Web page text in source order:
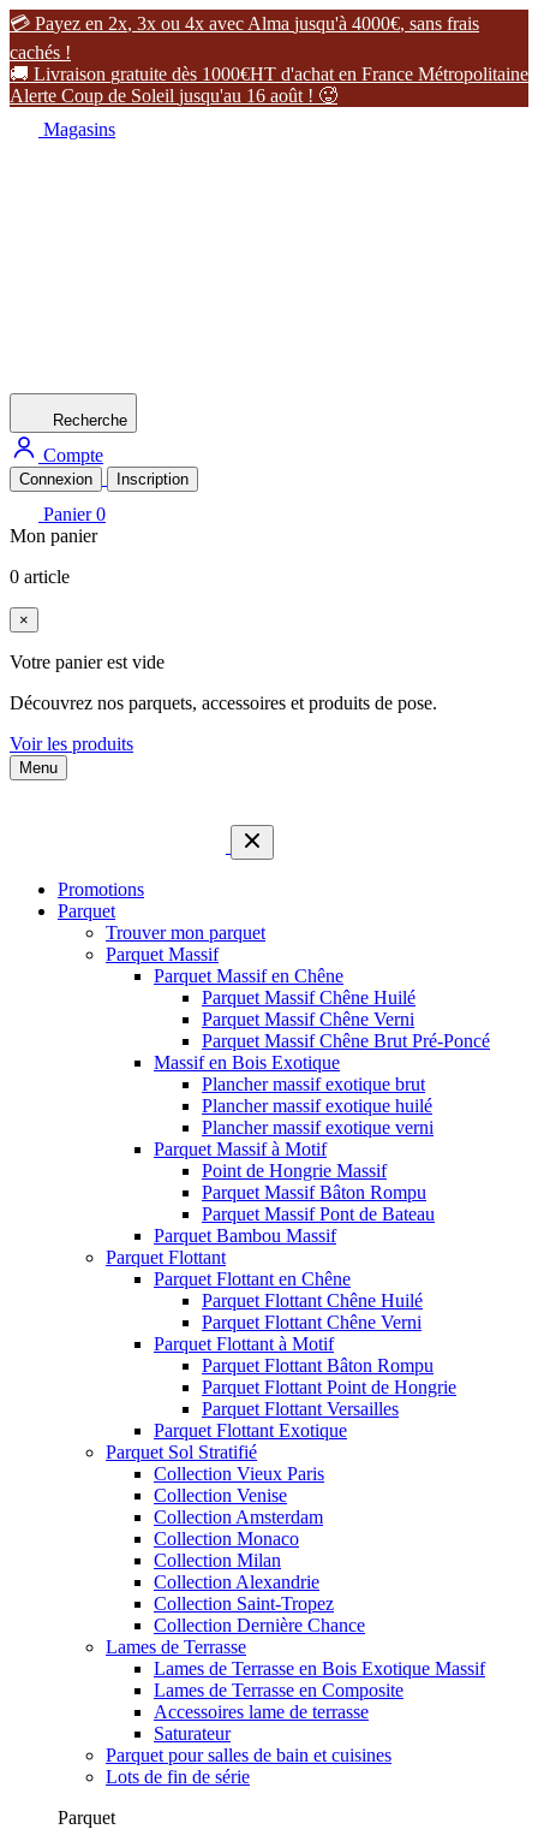
 Payez en 2x, 3x ou 4x avec Alma jusqu'à 4000€, sans frais
cachés !
 Livraison gratuite dès 1000€HT d'achat en France Métropolitaine
Alerte Coup de Soleil jusqu'au 16 août ! 
Magasins
Recherche
Compte
Connexion Inscription
Panier 0
Mon panier
0 article
×
Votre panier est vide
Découvrez nos parquets, accessoires et produits de pose.
Voir les produits
Menu
Promotions
Parquet
Trouver mon parquet
Parquet Massif
Parquet Massif en Chêne
Parquet Massif Chêne Huilé
Parquet Massif Chêne Verni
Parquet Massif Chêne Brut Pré-Poncé
Massif en Bois Exotique
Plancher massif exotique brut
Plancher massif exotique huilé
Plancher massif exotique verni
Parquet Massif à Motif
Point de Hongrie Massif
Parquet Massif Bâton Rompu
Parquet Massif Pont de Bateau
Parquet Bambou Massif
Parquet Flottant
Parquet Flottant en Chêne
Parquet Flottant Chêne Huilé
Parquet Flottant Chêne Verni
Parquet Flottant à Motif
Parquet Flottant Bâton Rompu
Parquet Flottant Point de Hongrie
Parquet Flottant Versailles
Parquet Flottant Exotique
Parquet Sol Stratifié
Collection Vieux Paris
Collection Venise
Collection Amsterdam
Collection Monaco
Collection Milan
Collection Alexandrie
Collection Saint-Tropez
Collection Dernière Chance
Lames de Terrasse
Lames de Terrasse en Bois Exotique Massif
Lames de Terrasse en Composite
Accessoires lame de terrasse
Saturateur
Parquet pour salles de bain et cuisines
Lots de fin de série
Parquet